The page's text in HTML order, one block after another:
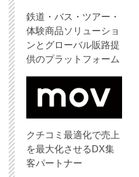
鉄道・バス・ツアー・
体験商品ソリューショ
ンとグローバル販路提
供のプラットフォーム
クチコミ最適化で売上
を最大化させるDX集
客パートナー